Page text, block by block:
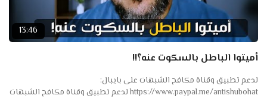
13:46
أميتوا الباطل بالسكوت عنه؟!!
لدعم تطبيق وقناة مكافح الشبهات على بايبال:
https://www.paypal.me/antishubohat لدعم تطبيق وقناة مكافح الشبهات